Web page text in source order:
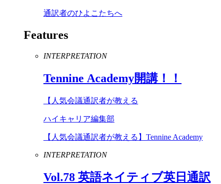
通訳者のひよこたちへ
Features
INTERPRETATION
Tennine Academy開講！！
【人気会議通訳者が教える
ハイキャリア編集部
【人気会議通訳者が教える】Tennine Academy
INTERPRETATION
Vol.78 英語ネイティブ英日通訳